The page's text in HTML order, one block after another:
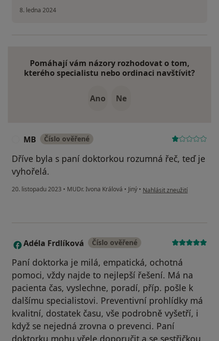
8. ledna 2024
Pomáhají vám názory rozhodovat o tom,
kterého specialistu nebo ordinaci navštívit?
Ano Ne
MB Číslo ověřené
Dříve byla s paní doktorkou rozumná řeč, teď je
vyhořelá.
20. listopadu 2023 • MUDr. Ivona Králová • Jiný • podle názoru uživatele MB
Nahlásit zneužití
A Adéla Frdlíková Číslo ověřené
Paní doktorka je milá, empatická, ochotná
pomoci, vždy najde to nejlepší řešení. Má na
pacienta čas, vyslechne, poradí, příp. pošle k
dalšímu specialistovi. Preventivní prohlídky má
kvalitní, dostatek času, vše podrobně vyšetří, i
když se nejedná zrovna o prevenci. Paní